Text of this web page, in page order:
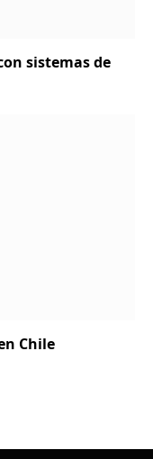
sistemas de
Chile